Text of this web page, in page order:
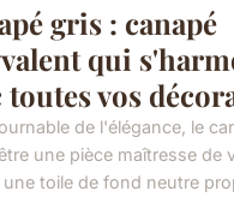
gris : canapé
qui
toutes vos
de l'élégance, le
une pièce maîtresse de
toile de fond neutre